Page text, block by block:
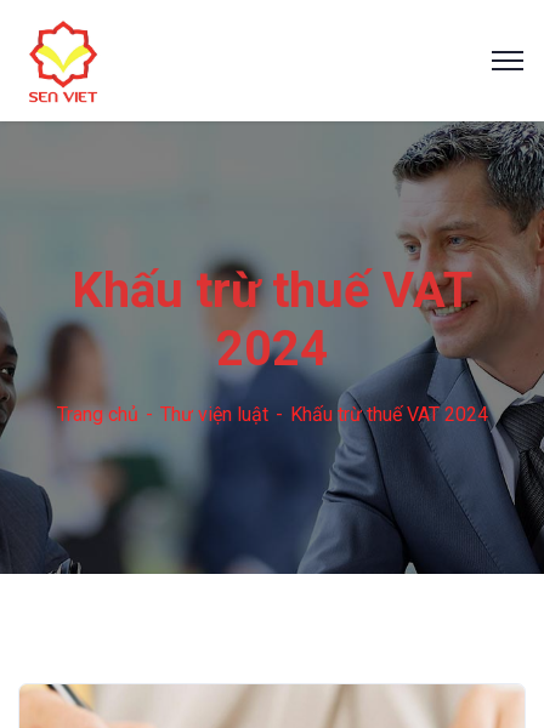
Khấu trừ thuế VAT
2024
Trang chủ Thư viện luật Khấu trừ thuế VAT 2024